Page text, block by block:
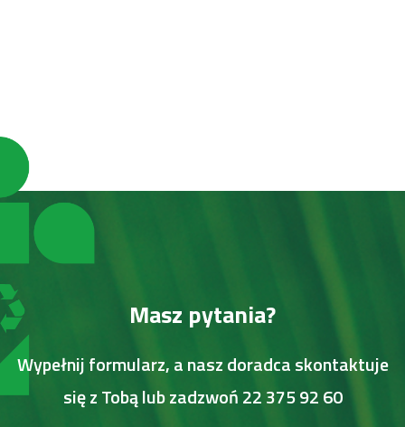
Masz pytania?
Wypełnij formularz, a nasz doradca skontaktuje
się z Tobą lub zadzwoń22 375 92 60